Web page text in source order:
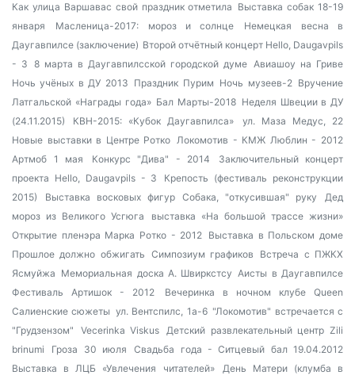
Как улица Варшавас свой праздник отметила Выставка собак 18-19
января
Масленица-2017: мороз и солнце
Немецкая весна в
Даугавпилсе (заключение) Второй отчётный концерт Hello, Daugavpils
- 3 8 марта в Даугавпилсской городской думе Авиашоу на Гриве
Ночь учёных в ДУ 2013 Праздник Пурим Ночь музеев-2 Вручение
Латгальской «Награды года» Бал Марты-2018 Неделя Швеции в ДУ
(24.11.2015)
КВН-2015: «Кубок Даугавпилса»
ул. Маза Медус, 22
Новые выставки в Центре Ротко Локомотив - КМЖ Люблин - 2012
Артмоб 1 мая
Конкурс "Дива" - 2014
Заключительный концерт
проекта Hello, Daugavpils - 3
Крепость (фестиваль реконструкции
2015)
Выставка восковых фигур Собака, "откусившая" руку
Дед
мороз из Великого Усгюга
выставка «На большой трассе жизни»
Открытие пленэра Марка Ротко - 2012 Выставка в Польском доме
Прошлое должно обжигать Симпозиум графиков
Встреча с ПЖКХ
Ясмуйжа Мемориальная доска А. Швиркстсу Аисты в Даугавпилсе
Фестиваль Артишок - 2012
Вечеринка в ночном клубе Queen
Салиенские сюжеты ул. Вентспилс, 1а-6 "Локомотив" встречается с
"Грудзензом"
Vecerinka Viskus
Детский развлекательный центр Zili
brinumi
Гроза 30 июля
Свадьба года - Ситцевый бал 19.04.2012
Выставка в ЛЦБ «Увлечения читателей»
День Матери (клумба в